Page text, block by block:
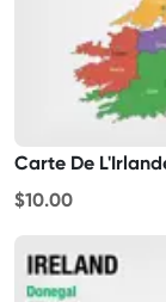
Carte De
$10.00